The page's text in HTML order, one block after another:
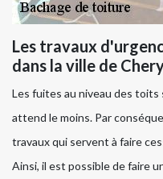
Les travaux
dans la ville de
Les fuites au niveau des
attend le moins. Par
travaux qui servent à faire
Ainsi, il est possible de faire